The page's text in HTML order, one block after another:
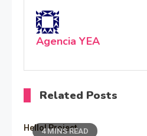
Agencia YEA
Related Posts
4 MINS READ
Hello! Project